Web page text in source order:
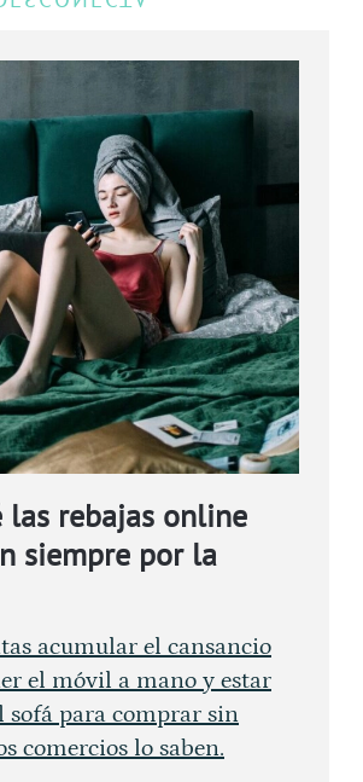
las rebajas online
siempre por la
acumular el cansancio
el móvil a mano y estar
sofá para comprar sin
comercios lo saben.